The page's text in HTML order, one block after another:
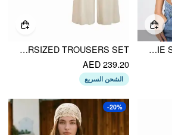
COTTON-BLEND ASYMMETRICAL EMBROIDERY BRODERIE ANGLAISE TRIM TIE SIDE SPLIT CAMI TOP
LINEN-BLEND ASYMMETRICAL CAMI TOP & MID RISE WIDE LEG OVERSIZED TROUSERS SET
AED 239.20
الشحن السريع
-20%